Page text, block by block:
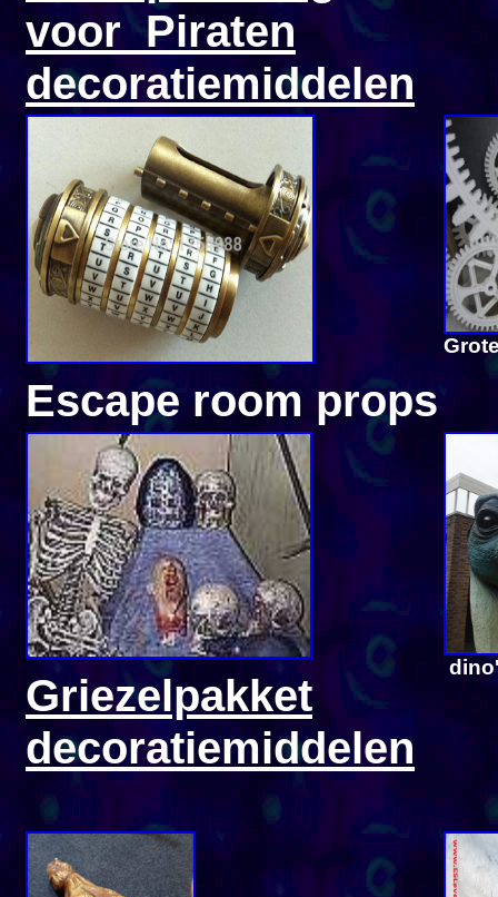
voor Piraten
decoratiemiddelen
Escape room props
Griezelpakket
decoratiemiddelen